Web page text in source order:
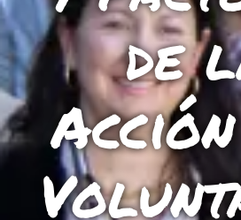
de
L'equip
Missió i valors
Els comptes clars
Memòria d'activitats
Proposta educativa
ACTUALITAT